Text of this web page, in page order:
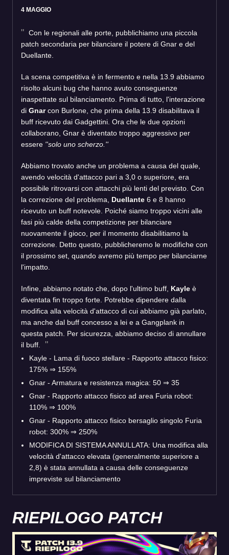
4 MAGGIO
Con le regionali alle porte, pubblichiamo una piccola
patch secondaria per bilanciare il potere di Gnar e del
Duellante.
La scena competitiva è in fermento e nella 13.9 abbiamo
risolto alcuni bug che hanno avuto conseguenze
inaspettate sul bilanciamento. Prima di tutto, l'interazione
di Gnarcon Burlone, che prima della 13.9 disabilitava il
buff ricevuto dai Gadgettini. Ora che le due opzioni
collaborano, Gnar è diventato troppo aggressivo per
essere ''solo uno scherzo.''
Abbiamo trovato anche un problema a causa del quale,
avendo velocità d'attacco pari a 3,0 o superiore, era
possibile ritrovarsi con attacchi più lenti del previsto. Con
la correzione del problema, Duellante 6 e 8 hanno
ricevuto un buff notevole. Poiché siamo troppo vicini alle
fasi più calde della competizione per bilanciare
nuovamente il gioco, per il momento disabilitiamo la
correzione. Detto questo, pubblicheremo le modifiche con
il prossimo set, quando avremo più tempo per bilanciarne
l'impatto.
Infine, abbiamo notato che, dopo l'ultimo buff, Kayle è
diventata fin troppo forte. Potrebbe dipendere dalla
modifica alla velocità d'attacco di cui abbiamo già parlato,
ma anche dal buff concesso a lei e a Gangplank in
questa patch. Per sicurezza, abbiamo deciso di annullare
il buff.
Kayle - Lama di fuoco stellare - Rapporto attacco fisico:
175% ⇒ 155%
Gnar - Armatura e resistenza magica: 50 ⇒ 35
Gnar - Rapporto attacco fisico ad area Furia robot:
110% ⇒ 100%
Gnar - Rapporto attacco fisico bersaglio singolo Furia
robot: 300% ⇒ 250%
MODIFICA DI SISTEMA ANNULLATA: Una modifica alla
velocità d'attacco elevata (generalmente superiore a
2,8) è stata annullata a causa delle conseguenze
impreviste sul bilanciamento
RIEPILOGO PATCH